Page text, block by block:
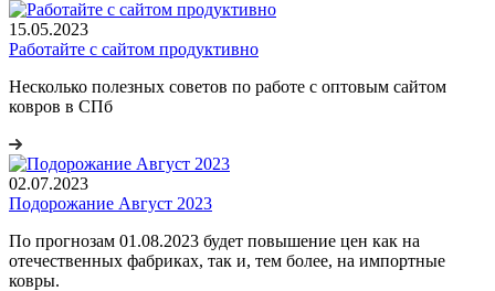
15.05.2023
Работайте с сайтом продуктивно
Несколько полезных советов по работе с оптовым сайтом
ковров в СПб
02.07.2023
Подорожание Август 2023
По прогнозам 01.08.2023 будет повышение цен как на
отечественных фабриках, так и, тем более, на импортные
ковры.